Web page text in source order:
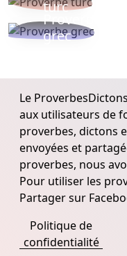
turc
Proverbe
grec
Le
aux utilisateurs de
proverbes, dictons
envoyées et
proverbes, nous
Pour utiliser les
Partager sur
Politique de
confidentialité